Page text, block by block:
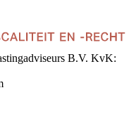
B.V. KvK: